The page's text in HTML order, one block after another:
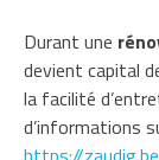
Durant une
devient capital
la facilité
d’informations